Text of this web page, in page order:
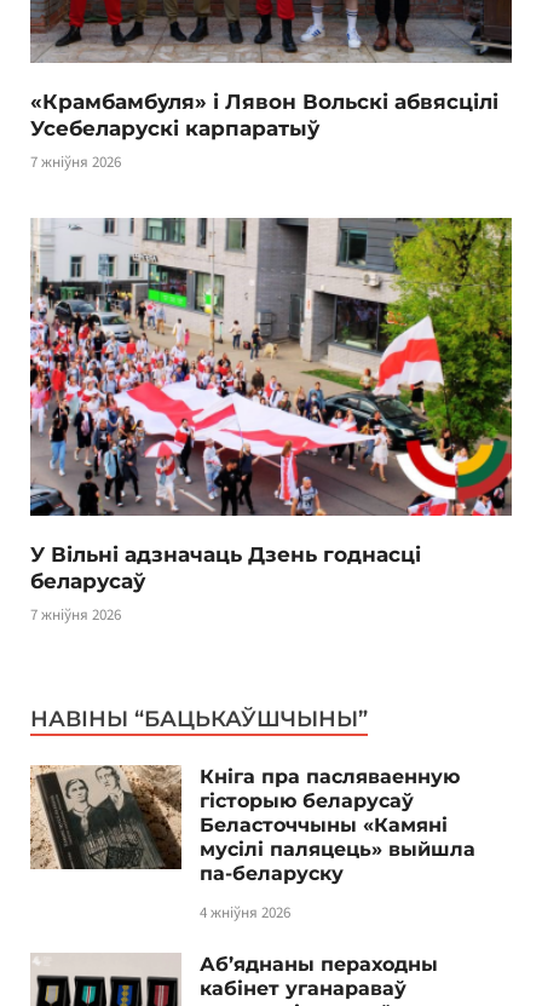
«Крамбамбуля» і Лявон Вольскі абвясцілі
Усебеларускі карпаратыў
7 жніўня 2026
У Вільні адзначаць Дзень годнасці
беларусаў
7 жніўня 2026
НАВІНЫ “БАЦЬКАЎШЧЫНЫ”
Кніга пра пасляваенную
гісторыю беларусаў
Беласточчыны «Камяні
мусілі паляцець» выйшла
па-беларуску
4 жніўня 2026
Аб’яднаны пераходны
кабінет уганараваў